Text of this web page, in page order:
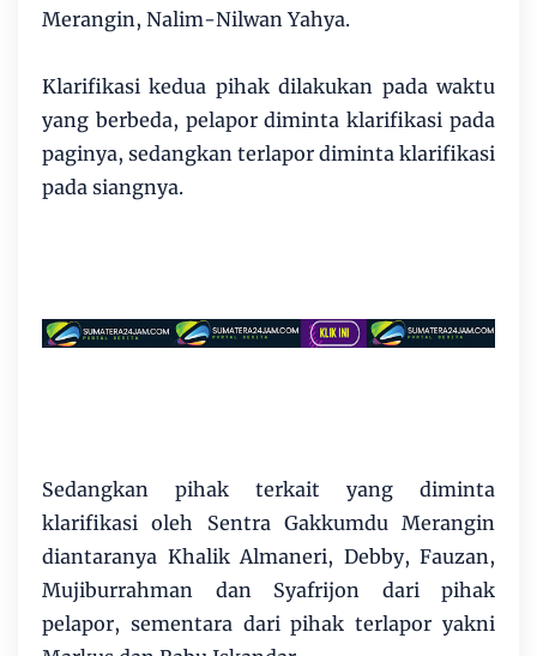
Merangin, Nalim-Nilwan Yahya.
Klarifikasi kedua pihak dilakukan pada waktu
yang berbeda, pelapor diminta klarifikasi pada
paginya, sedangkan terlapor diminta klarifikasi
pada siangnya.
Sedangkan pihak terkait yang diminta
klarifikasi oleh Sentra Gakkumdu Merangin
diantaranya Khalik Almaneri, Debby, Fauzan,
Mujiburrahman dan Syafrijon dari pihak
pelapor, sementara dari pihak terlapor yakni